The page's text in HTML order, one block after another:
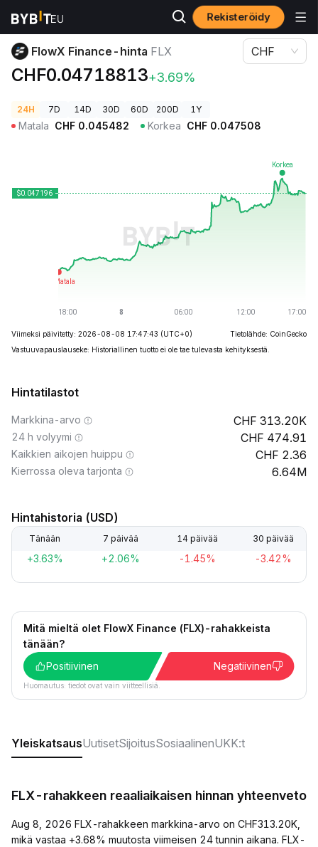
Rekisteröidy
Kryptohinnat FlowX Finance-hinta FLX
FlowX Finance-hinta FLX
CHF0.04718813+3.69%
CHF
24H 7D 14D 30D 60D 200D 1Y
Matala CHF 0.045482 Korkea CHF 0.047508
Viimeksi päivitetty: 2026-08-08 17:47:43 (UTC+0)
Tietolähde: CoinGecko
Vastuuvapauslauseke: Historiallinen tuotto ei ole tae tulevasta kehityksestä.
Hintatilastot
Markkina-arvo 313.20K
24 h volyymi 474.91
Kaikkien aikojen huippu 2.36
Kierrossa oleva tarjonta 6.64M
Hintahistoria (USD)
Tänään 7 päivää 14 päivää 30 päivää
+3.63% +2.06% -1.45% -3.42%
Mitä mieltä olet FlowX Finance (FLX)-rahakkeista
tänään?
Positiivinen
Negatiivinen
Huomautus: tiedot ovat vain viitteellisiä.
YleiskatsausUutisetSijoitusSosiaalinenUKK:t
FLX-rahakkeen reaaliaikaisen hinnan yhteenveto
Aug 8, 2026 FLX-rahakkeen markkina-arvo on CHF313.20K,
mikä vastaa +3.68% muutosta viimeisen 24 tunnin aikana. FLX-